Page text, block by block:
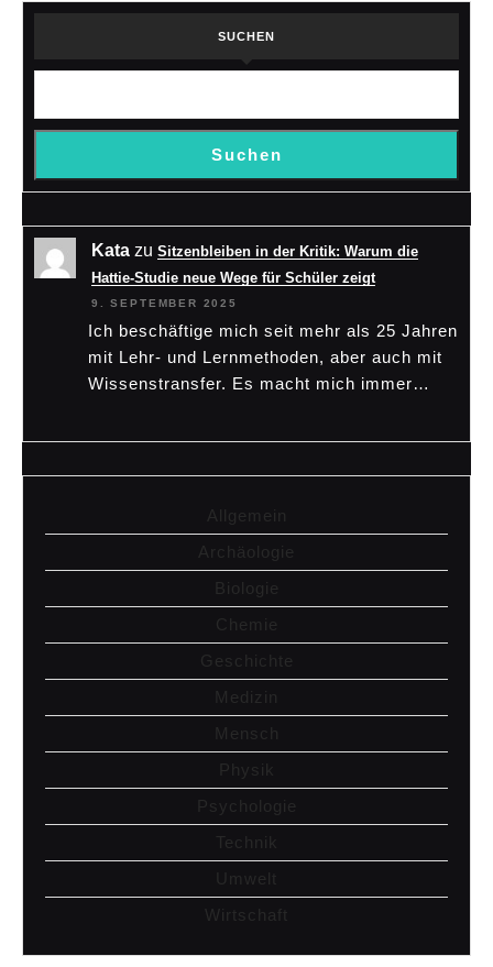
SUCHEN
Suchen
Kata zu Sitzenbleiben in der Kritik: Warum die
Hattie-Studie neue Wege für Schüler zeigt
9. SEPTEMBER 2025
Ich beschäftige mich seit mehr als 25 Jahren
mit Lehr- und Lernmethoden, aber auch mit
Wissenstransfer. Es macht mich immer…
Allgemein
Archäologie
Biologie
Chemie
Geschichte
Medizin
Mensch
Physik
Psychologie
Technik
Umwelt
Wirtschaft